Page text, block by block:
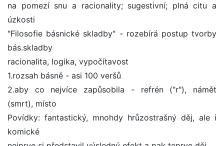
na pomezí snu a racionality; sugestivní; plná citu a
úzkosti
"Filosofie básnické skladby" - rozebírá postup tvorby
bás.skladby
racionalita, logika, vypočítavost
1.rozsah básně - asi 100 veršů
2.aby co nejvíce zapůsobila - refrén ("r"), námět
(smrt), místo
Povídky: fantastický, mnohdy hrůzostrašný děj, ale i
komické